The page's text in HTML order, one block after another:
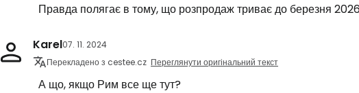
Правда полягає в тому, що розпродаж триває до березня
Karel07. 11. 2024
Перекладено з cestee.cz Переглянути оригінальний текст
А що, якщо Рим все ще тут?